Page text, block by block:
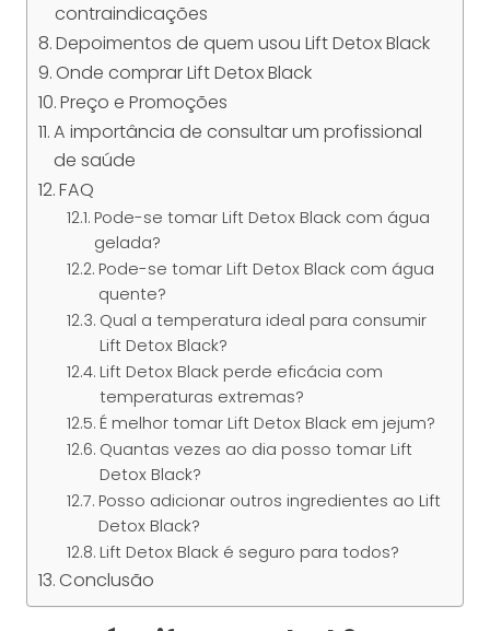
contraindicações
Depoimentos de quem usou Lift Detox Black
Onde comprar Lift Detox Black
Preço e Promoções
A importância de consultar um profissional
de saúde
FAQ
Pode-se tomar Lift Detox Black com água
gelada?
Pode-se tomar Lift Detox Black com água
quente?
Qual a temperatura ideal para consumir
Lift Detox Black?
Lift Detox Black perde eficácia com
temperaturas extremas?
É melhor tomar Lift Detox Black em jejum?
Quantas vezes ao dia posso tomar Lift
Detox Black?
Posso adicionar outros ingredientes ao Lift
Detox Black?
Lift Detox Black é seguro para todos?
Conclusão